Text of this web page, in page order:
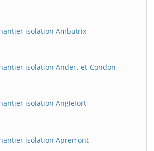
isolation Ambutrix
isolation Andert-et-Condon
isolation Anglefort
isolation Apremont